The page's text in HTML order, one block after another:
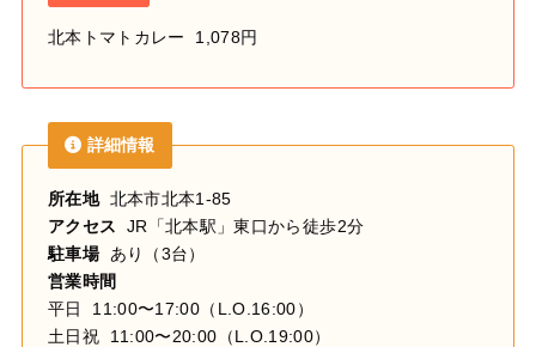
北本トマトカレー 1,078円
詳細情報
所在地北本市北本1-85
アクセス JR「北本駅」東口から徒歩2分
駐車場あり（3台）
営業時間
平日 11:00〜17:00（L.O.16:00）
土日祝 11:00〜20:00（L.O.19:00）